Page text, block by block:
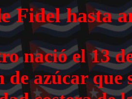
Fidel hasta
nació el 13
azúcar que